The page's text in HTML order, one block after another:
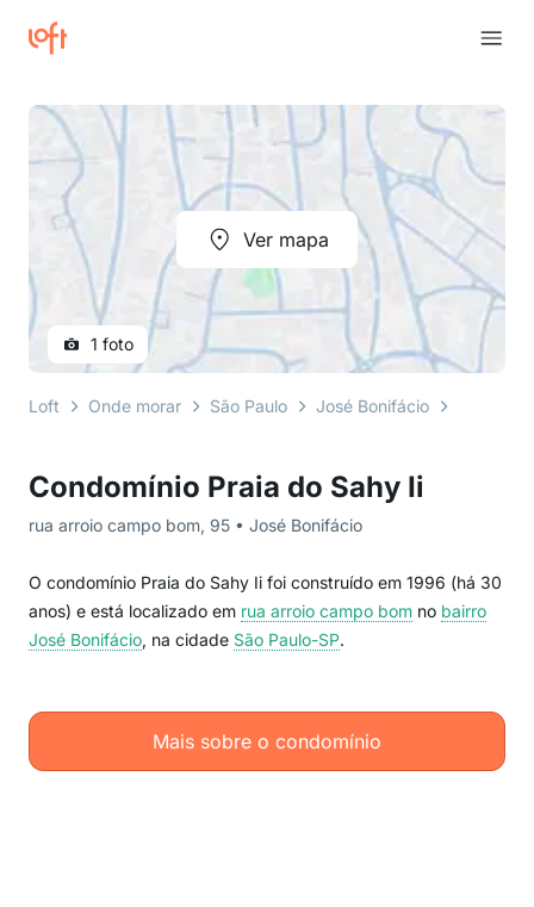
Condomínio Praia do Sahy Ii
rua arroio campo bom, 95 • José Bonifácio
O condomínio Praia do Sahy Ii foi construído em 1996 (há 30
anos) e está localizado em rua arroio campo bom no bairro
José Bonifácio, na cidade São Paulo-SP.
Mais sobre o condomínio
Ver mapa
1 foto
Loft Onde morar São Paulo José Bonifácio